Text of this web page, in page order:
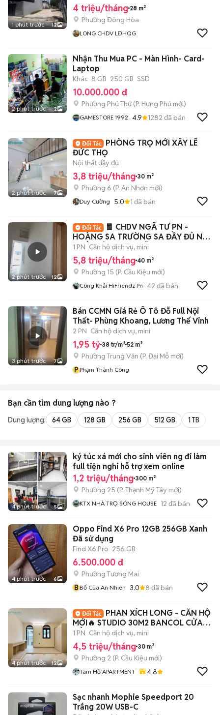
1 phút trước 12
4 triệu/tháng 28 m²
Phường Đông Hòa
LONG CHDV LĐHQG
2 phút trước 2
Nhận Thu Mua PC - Màn Hình- Card-
Laptop
Khác 8 GB 250 GB SSD
10.000.000 đ
Phường Phú Thứ(P. Hưng Phú mới)
GAMESTORE 1992 4.9 1282 đã bán
2 phút trước 7
PHÒNG TRỌ MỚI XÂY LÊ
ĐỨC THỌ
Nội thất đầy đủ
3,8 triệu/tháng 30 m²
Phường 6 (P. An Nhơn mới)
Duy Cường 5.0 1 đã bán
2 phút trước 12
🧧 CHDV NGÃ TƯ PN -
HOÀNG SA TRƯỜNG SA ĐẦY ĐỦ NỘI
THẤT SIÊU RỘNG RÃI
1 PN Căn hộ dịch vụ, mini
5,8 triệu/tháng 40 m²
Phường 15 (P. Cầu Kiệu mới)
Công Khải HiFriendz Pn 42 đã bán
3 phút trước 7
Bán CCMN Giá Rẻ Ô Tô Đỗ Full Nội
Thất- Phùng Khoang, Lương Thế Vinh
2 PN Căn hộ dịch vụ, mini
1,95 tỷ 38 tr/m² 52 m²
Phường Trung Văn (P. Đại Mỗ mới)
P Phạm Thành Công
Bạn cần tìm dung lượng nào ?
Dung lượng: 64 GB 128 GB 256 GB 512 GB 1 TB
4 phút trước 5
ký túc xá mới cho sinh viên ng đi làm
full tiện nghi hỗ trợ xem online
1,2 triệu/tháng 300 m²
Phường 25 (P. Thạnh Mỹ Tây mới)
KTX NHÀ TRỌ SÓNG HOUSE 12 đã bán
4 phút trước 6
Oppo Find X6 Pro 12GB 256GB Xanh
Đã sử dụng
Find X6 Pro 256 GB
6.500.000 đ
Phường Tương Mai
BBố Của An Nhiên 3.0 8 đã bán
4 phút trước 12
PHAN XÍCH LONG - CĂN HỘ
MỚI🔥 STUDIO 30M2 BANCOL CỬA
SỔ - FULL NT 100%
1 PN Căn hộ dịch vụ, mini
4,5 triệu/tháng 30 m²
Phường 2 (P. Cầu Kiệu mới)
Tâm Hồ APARTMENT 4.8
Sạc nhanh Mophie Speedport 20
Trắng 20W USB-C